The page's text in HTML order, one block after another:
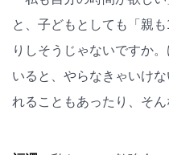
と、子どもとしても「親
りしそうじゃないですか
いると、やらなきゃいけ
れることもあったり、そ